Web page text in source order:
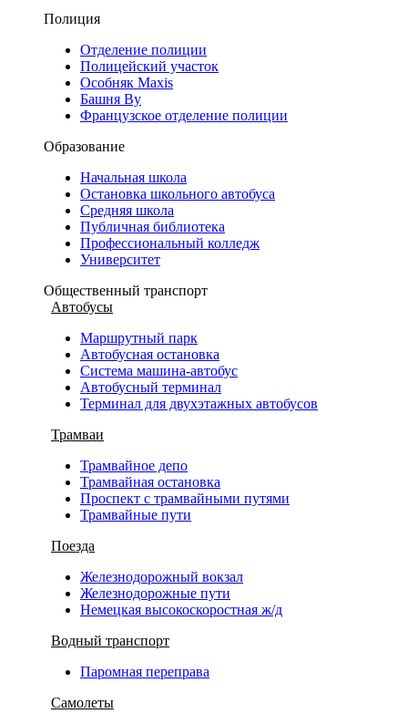
Полиция
Отделение полиции
Полицейский участок
Особняк Maxis
Башня Ву
Французское отделение полиции
Образование
Начальная школа
Остановка школьного автобуса
Средняя школа
Публичная библиотека
Профессиональный колледж
Университет
Общественный транспорт
Автобусы
Маршрутный парк
Автобусная остановка
Система машина-автобус
Автобусный терминал
Терминал для двухэтажных автобусов
Трамваи
Трамвайное депо
Трамвайная остановка
Проспект с трамвайными путями
Трамвайные пути
Поезда
Железнодорожный вокзал
Железнодорожные пути
Немецкая высокоскоростная ж/д
Водный транспорт
Паромная переправа
Самолеты